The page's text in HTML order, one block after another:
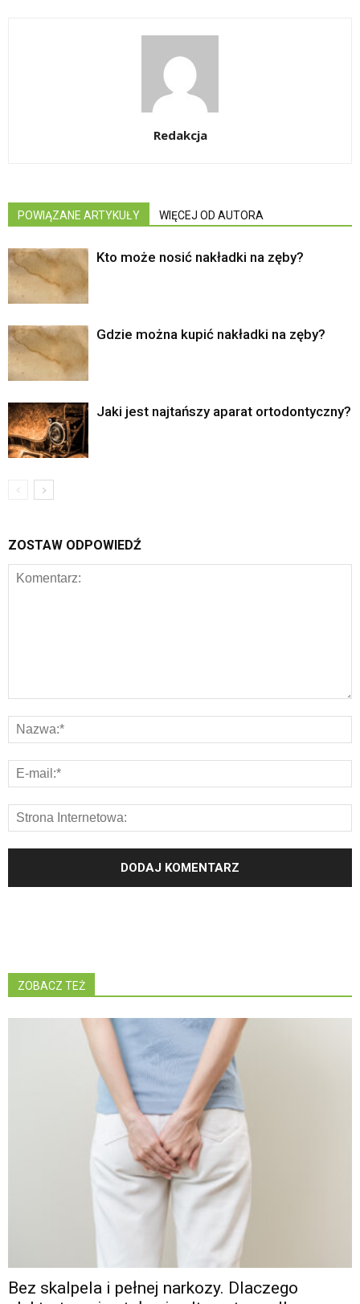
Redakcja
POWIĄZANE ARTYKUŁY WIĘCEJ OD AUTORA
Kto może nosić nakładki na zęby?
Gdzie można kupić nakładki na zęby?
Jaki jest najtańszy aparat ortodontyczny?
ZOSTAW ODPOWIEDŹ
ZOBACZ TEŻ
Bez skalpela i pełnej narkozy. Dlaczego